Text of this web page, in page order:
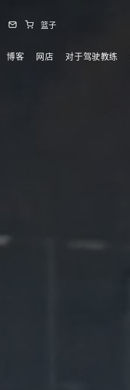
篮子
博客 网店 对于驾驶教练